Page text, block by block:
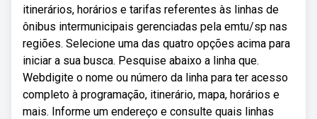
itinerários, horários e tarifas referentes às linhas de
ônibus intermunicipais gerenciadas pela emtu/sp nas
regiões. Selecione uma das quatro opções acima para
iniciar a sua busca. Pesquise abaixo a linha que.
Webdigite o nome ou número da linha para ter acesso
completo à programação, itinerário, mapa, horários e
mais. Informe um endereço e consulte quais linhas